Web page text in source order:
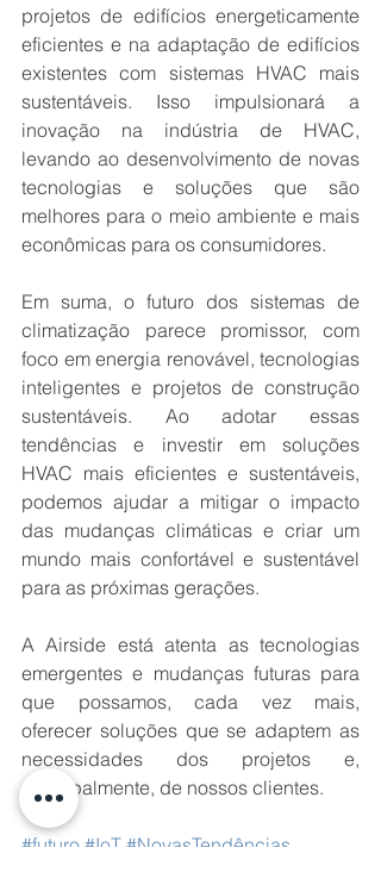
projetos de edifícios energeticamente
eficientes e na adaptação de edifícios
existentes com sistemas HVAC mais
sustentáveis. Isso impulsionará a
inovação na indústria de HVAC,
levando ao desenvolvimento de novas
tecnologias e soluções que são
melhores para o meio ambiente e mais
econômicas para os consumidores.
Em suma, o futuro dos sistemas de
climatização parece promissor, com
foco em energia renovável, tecnologias
inteligentes e projetos de construção
sustentáveis. Ao adotar essas
tendências e investir em soluções
HVAC mais eficientes e sustentáveis,
podemos ajudar a mitigar o impacto
das mudanças climáticas e criar um
mundo mais confortável e sustentável
para as próximas gerações.
A Airside está atenta as tecnologias
emergentes e mudanças futuras para
que possamos, cada vez mais,
oferecer soluções que se adaptem as
necessidades dos projetos e,
principalmente, de nossos clientes.
#futuro #IoT #NovasTendências